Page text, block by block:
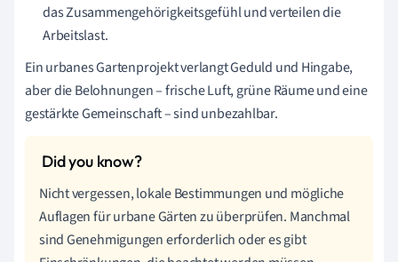
das Zusammengehörigkeitsgefühl und verteilen die
Arbeitslast.
Ein urbanes Gartenprojekt verlangt Geduld und Hingabe,
aber die Belohnungen – frische Luft, grüne Räume und eine
gestärkte Gemeinschaft – sind unbezahlbar.
Nicht vergessen, lokale Bestimmungen und mögliche
Auflagen für urbane Gärten zu überprüfen. Manchmal
sind Genehmigungen erforderlich oder es gibt